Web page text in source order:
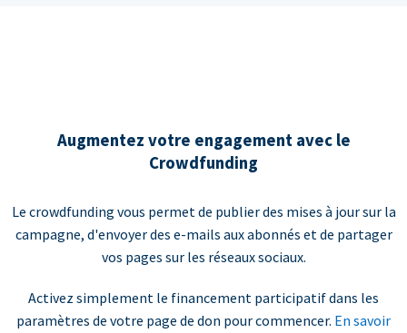
Augmentez votre engagement avec le
Crowdfunding
Le crowdfunding vous permet de publier des mises à jour sur la
campagne, d'envoyer des e-mails aux abonnés et de partager
vos pages sur les réseaux sociaux.
Activez simplement le financement participatif dans les
paramètres de votre page de don pour commencer. En savoir